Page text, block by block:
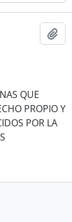
QUE
PROPIO Y
POR LA